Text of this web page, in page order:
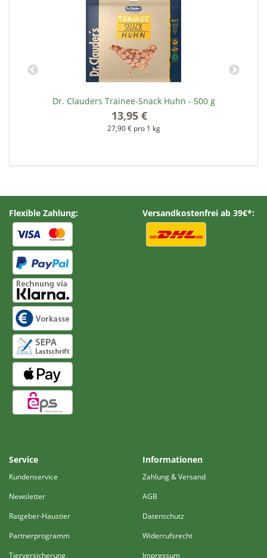
Dr. Clauders Trainee-Snack Huhn - 500 g
13,95 €
27,90 € pro 1 kg
Flexible Zahlung: Versandkostenfrei ab 39€*:
Service
Kundenservice
Newsletter
Ratgeber-Haustier
Partnerprogramm
Tierversicherung
Informationen
Zahlung & Versand
AGB
Datenschutz
Widerrufsrecht
Impressum